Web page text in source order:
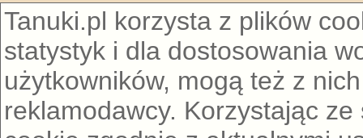
Tanuki.pl korzysta z plików
statystyk i dla dostosowania
użytkowników, mogą też z
reklamodawcy. Korzystając